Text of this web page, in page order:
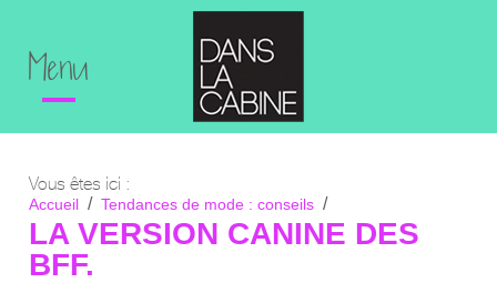
Menu
Vous êtes ici :
Accueil Tendances de mode : conseils
La version canine des BFF.
LA VERSION CANINE DES
BFF.